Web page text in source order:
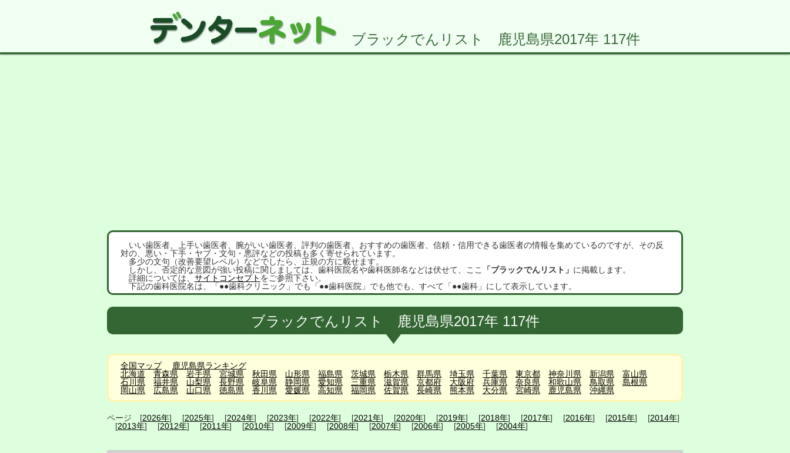
ブラックでんリスト 鹿児島県2017年 117件
いい歯医者、上手い歯医者、腕がいい歯医者、評判の歯医者、おすすめの歯医者、信頼・信用できる歯医者の情報を集めているのですが、その反
対の、悪い・下手・ヤブ・文句・悪評などの投稿も多く寄せられています。
多少の文句（改善要望レベル）などでしたら、正規の方に載せます。
しかし、否定的な意図が強い投稿に関しましては、歯科医院名や歯科医師名などは伏せて、ここ
「ブラックでんリスト」 に掲載します。
詳細については、 サイトコンセプト をご参照下さい。
下記の歯科医院名は、「●●歯科クリニック」でも「●●歯科医院」でも他でも、すべて「●●歯科」にして表示しています。
ブラックでんリスト 鹿児島県2017年 117件
全国マップ
鹿児島県ランキング
北海道
青森県 岩手県 宮城県 秋田県 山形県 福島県 茨城県 栃木県 群馬県 埼玉県 千葉県 東京都 神奈川県 新潟県
富山県
石川県
福井県 山梨県 長野県 岐阜県 静岡県 愛知県 三重県 滋賀県 京都府 大阪府 兵庫県 奈良県 和歌山県 鳥取県
島根県
岡山県
広島県 山口県 徳島県 香川県 愛媛県 高知県 福岡県 佐賀県 長崎県 熊本県 大分県 宮崎県 鹿児島県 沖縄県
ページ [2026年] [2025年] [2024年] [2023年] [2022年] [2021年] [2020年] [2019年] [2018年] [2017年] [2016年] [2015年] [2014年]
[2013年] [2012年] [2011年] [2010年] [2009年] [2008年] [2007年] [2006年] [2005年] [2004年]